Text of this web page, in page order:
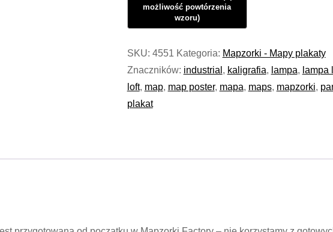
SKU: 4551 Kategoria: Mapzorki - Mapy plakaty
Znaczników: industrial , kaligrafia, lampa, lampa
loft, map, map poster, mapa, maps, mapzorki,
plakat